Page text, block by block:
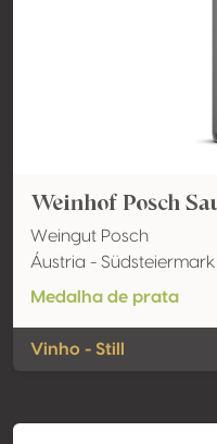
Weinhof Posch
Weingut Posch
Áustria - Südsteiermark
Medalha de prata
Vinho - Still